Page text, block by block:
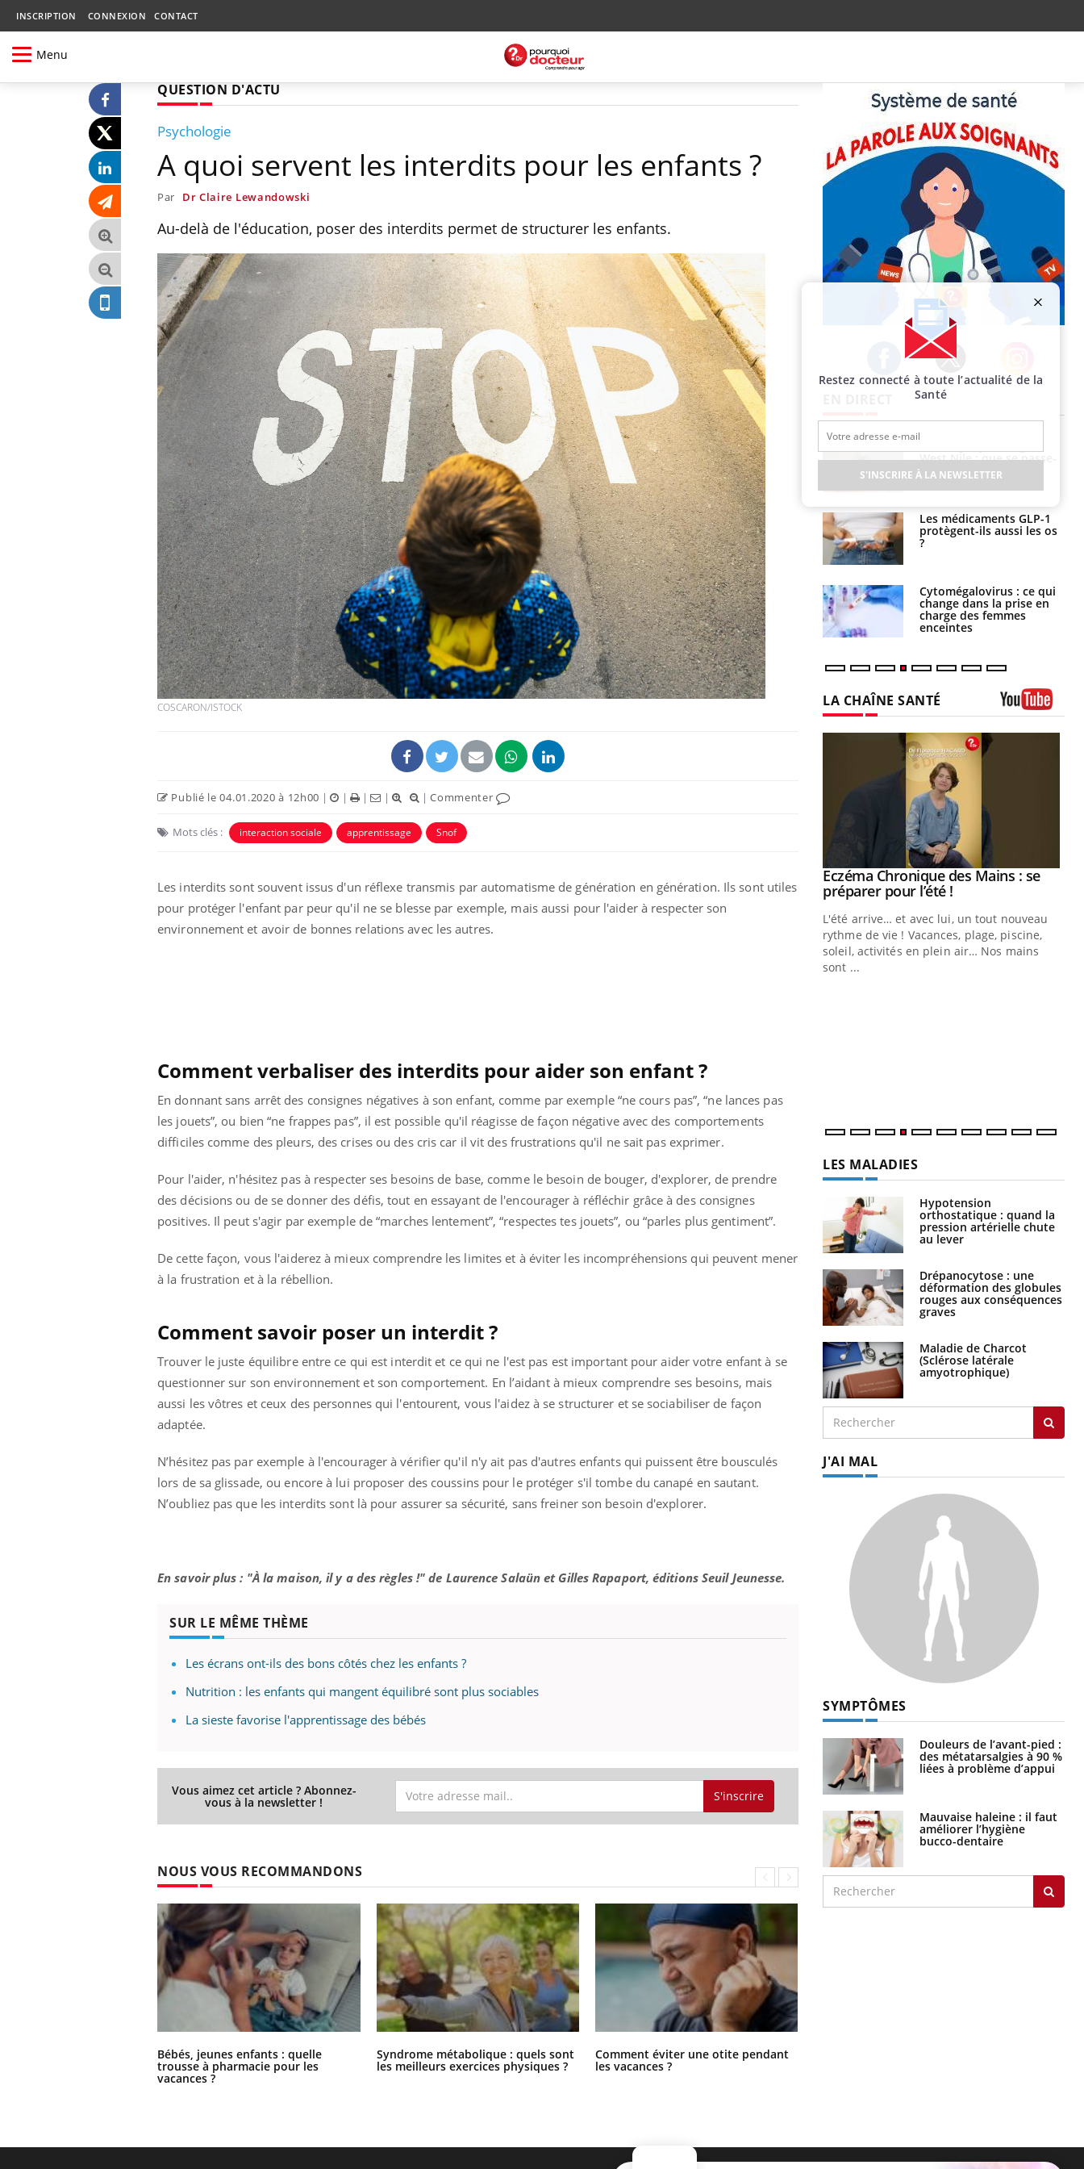
INSCRIPTION CONNEXION CONTACT
Menu
QUESTION D'ACTU
Psychologie
A quoi servent les interdits pour les enfants ?
Par Dr Claire Lewandowski
Au-delà de l'éducation, poser des interdits permet de structurer les enfants.
COSCARON/ISTOCK
Publié le 04.01.2020 à 12h00 | | | | |Commenter
Mots clés : interaction sociale apprentissage Snof
Les interdits sont souvent issus d'un réflexe transmis par automatisme de génération en génération. Ils sont utiles
pour protéger l'enfant par peur qu'il ne se blesse par exemple, mais aussi pour l'aider à respecter son
environnement et avoir de bonnes relations avec les autres.
Comment verbaliser des interdits pour aider son enfant ?
En donnant sans arrêt des consignes négatives à son enfant, comme par exemple “ne cours pas”, “ne lances pas
les jouets”, ou bien “ne frappes pas”, il est possible qu'il réagisse de façon négative avec des comportements
difficiles comme des pleurs, des crises ou des cris car il vit des frustrations qu'il ne sait pas exprimer.
Pour l'aider, n'hésitez pas à respecter ses besoins de base, comme le besoin de bouger, d'explorer, de prendre
des décisions ou de se donner des défis, tout en essayant de l'encourager à réfléchir grâce à des consignes
positives. Il peut s'agir par exemple de “marches lentement”, “respectes tes jouets”, ou “parles plus gentiment”.
De cette façon, vous l'aiderez à mieux comprendre les limites et à éviter les incompréhensions qui peuvent mener
à la frustration et à la rébellion.
Comment savoir poser un interdit ?
Trouver le juste équilibre entre ce qui est interdit et ce qui ne l'est pas est important pour aider votre enfant à se
questionner sur son environnement et son comportement. En l’aidant à mieux comprendre ses besoins, mais
aussi les vôtres et ceux des personnes qui l'entourent, vous l'aidez à se structurer et se sociabiliser de façon
adaptée.
N’hésitez pas par exemple à l'encourager à vérifier qu'il n'y ait pas d'autres enfants qui puissent être bousculés
lors de sa glissade, ou encore à lui proposer des coussins pour le protéger s'il tombe du canapé en sautant.
N’oubliez pas que les interdits sont là pour assurer sa sécurité, sans freiner son besoin d'explorer.
En savoir plus : "À la maison, il y a des règles !" de Laurence Salaün et Gilles Rapaport, éditions Seuil Jeunesse.
SUR LE MÊME THÈME
Les écrans ont-ils des bons côtés chez les enfants ?
Nutrition : les enfants qui mangent équilibré sont plus sociables
La sieste favorise l'apprentissage des bébés
Vous aimez cet article ? Abonnez-
vous à la newsletter ! S'inscrire
NOUS VOUS RECOMMANDONS
Bébés, jeunes enfants : quelle
trousse à pharmacie pour les
vacances ?
Syndrome métabolique : quels sont
les meilleurs exercices physiques ?
Comment éviter une otite pendant
les vacances ?
Facebook Twitter Instagram
Bébés, jeunes enfants :
quelle trousse à
pharmacie pour les
vacances ?
Syndrome métabolique :
quels sont les meilleurs
exercices physiques ?
Comment éviter une otite
pendant les vacances ?
Hantavirus : un cas
détecté chez un touriste
en France
Mortalité infantile : un
rapport s’interroge sur
son taux élevé en France
Grossesse à risque : ce jus
naturel attire l'attention
des chercheurs
Comment oublier les
écrans en vacances ?
Toujours connectés :
comment le travail
empiète de plus en plus
sur nos soirées
Cancer colorectal : une
stratégie simple aurait
changé la donne au Pays
basque
West Nile : que se passe-
t-il dans le sud de la
France ?
Les médicaments GLP-1
protègent-ils aussi les os
?
Cytomégalovirus : ce qui
change dans la prise en
charge des femmes
enceintes
LA CHAÎNE SANTÉ
expliquer ma maladieYoutube
Il y a des sujets qui sont faciles à aborder...
d'autres non ! D'un côté, poser des
prévenirYoutube
Fatigue, irritabilité, brouillard mental ou
même alopécie… Les symptômes de la
osait en parler??Youtube
En 2026, l'insuline dans le diabète de type 2
Youtube
Eczéma Chronique des Mains : se
préparer pour l’été !Youtube
L'été arrive… et avec lui, un tout nouveau
rythme de vie ! Vacances, plage, piscine,
soleil, activités en plein air… Nos mains
sont ...
LES MALADIES
Hypotension
orthostatique : quand la
pression artérielle chute
au lever
Drépanocytose : une
déformation des globules
rouges aux conséquences
graves
Maladie de Charcot
(Sclérose latérale
amyotrophique)
J'AI MAL
SYMPTÔMES
Douleurs de l’avant-pied :
des métatarsalgies à 90 %
liées à problème d’appui
Mauvaise haleine : il faut
améliorer l’hygiène
bucco-dentaire
Restez connecté à toute l’actualité de la
Santé
S'INSCRIRE À LA NEWSLETTER